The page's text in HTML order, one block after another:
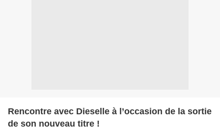
Rencontre avec Dieselle à l’occasion de la sortie
de son nouveau titre !